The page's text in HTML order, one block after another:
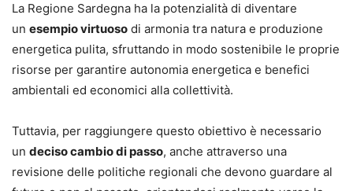
La Regione Sardegna ha la potenzialità di diventare
un esempio virtuoso di armonia tra natura e produzione
energetica pulita, sfruttando in modo sostenibile le proprie
risorse per garantire autonomia energetica e benefici
ambientali ed economici alla collettività.
Tuttavia, per raggiungere questo obiettivo è necessario
un deciso cambio di passo, anche attraverso una
revisione delle politiche regionali che devono guardare al